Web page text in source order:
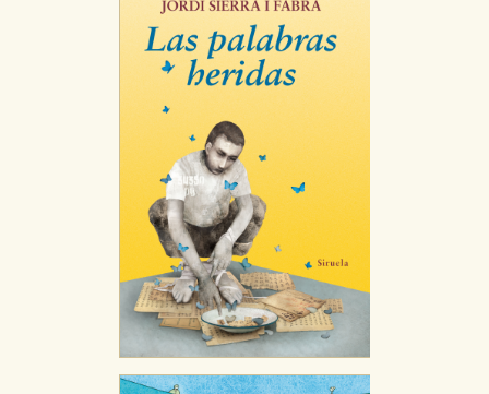
GUARDAR CONFIGURACIÓN
Puede consultar nuestrapolítica de cookies